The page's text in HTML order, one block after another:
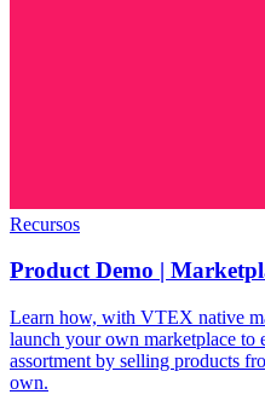
Recursos
Product Demo |
Learn how, with VTEX native
launch your own marketplace to
assortment by selling products
own.